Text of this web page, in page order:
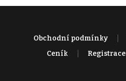
Obchodní podmínky
Ceník
Registrace